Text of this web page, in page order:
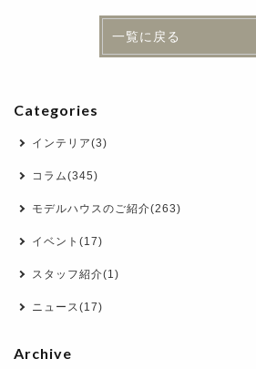
一覧に戻る
Categories
インテリア(3)
コラム(345)
モデルハウスのご紹介(263)
イベント(17)
スタッフ紹介(1)
ニュース(17)
Archive